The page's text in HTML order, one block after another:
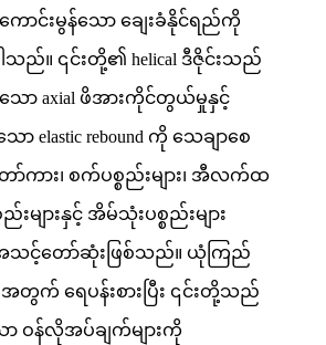
ာင်းမွန်သော ချေးခံနိုင်ရည်ကို
ါသည်။ ၎င်းတို့၏ helical ဒီဇိုင်းသည်
ာ axial ဖိအားကိုင်တွယ်မှုနှင့်
elastic rebound ကို သေချာစေ
တော်ကား၊ စက်ပစ္စည်းများ၊ အီလက်ထ
ည်းများနှင့် အိမ်သုံးပစ္စည်းများ
င့်တော်ဆုံးဖြစ်သည်။ ယုံကြည်
တွက် ရေပန်းစားပြီး ၎င်းတို့သည်
ာ ဝန်လိုအပ်ချက်များကို